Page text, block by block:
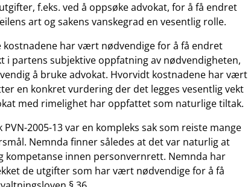
f.eks. ved å oppsøke advokat, for å få endret
art og sakens vanskegrad en vesentlig rolle.
har vært nødvendige for å få endret
i partens subjektive oppfatning av nødvendigheten,
å bruke advokat. Hvorvidt kostnadene har vært
en konkret vurdering der det legges vesentlig vekt
med rimelighet har oppfattet som naturlige tiltak.
2005-13 var en kompleks sak som reiste mange
Nemnda finner således at det var naturlig at
kompetanse innen personvernrett. Nemnda har
de utgifter som har vært nødvendige for å få